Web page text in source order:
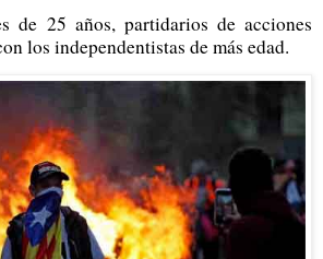
de 25 años, partidarios de acciones
los independentistas de más edad.